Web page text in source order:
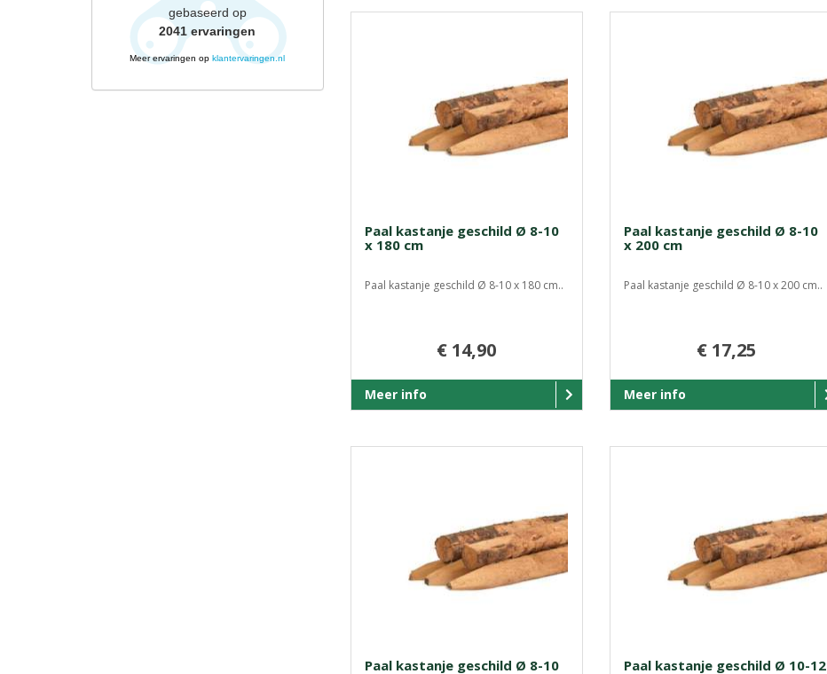
gebaseerd op
2041 ervaringen
Meer ervaringen opklantervaringen.nl
Paal kastanje geschild Ø 8-10
x 180 cm
Paal kastanje geschild Ø 8-10 x 180 cm..
€ 14,90
Meer info
Paal kastanje geschild Ø 8-10
x 200 cm
Paal kastanje geschild Ø 8-10 x 200 cm..
€ 17,25
Meer info
Paal kastanje geschild Ø 8-10
Paal kastanje geschild Ø 10-12